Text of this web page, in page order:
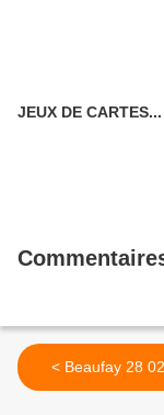
JEUX DE CARTES...
< Beaufay 28